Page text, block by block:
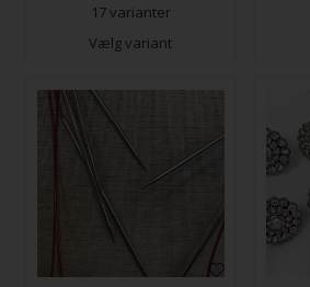
17 varianter
Vælg variant